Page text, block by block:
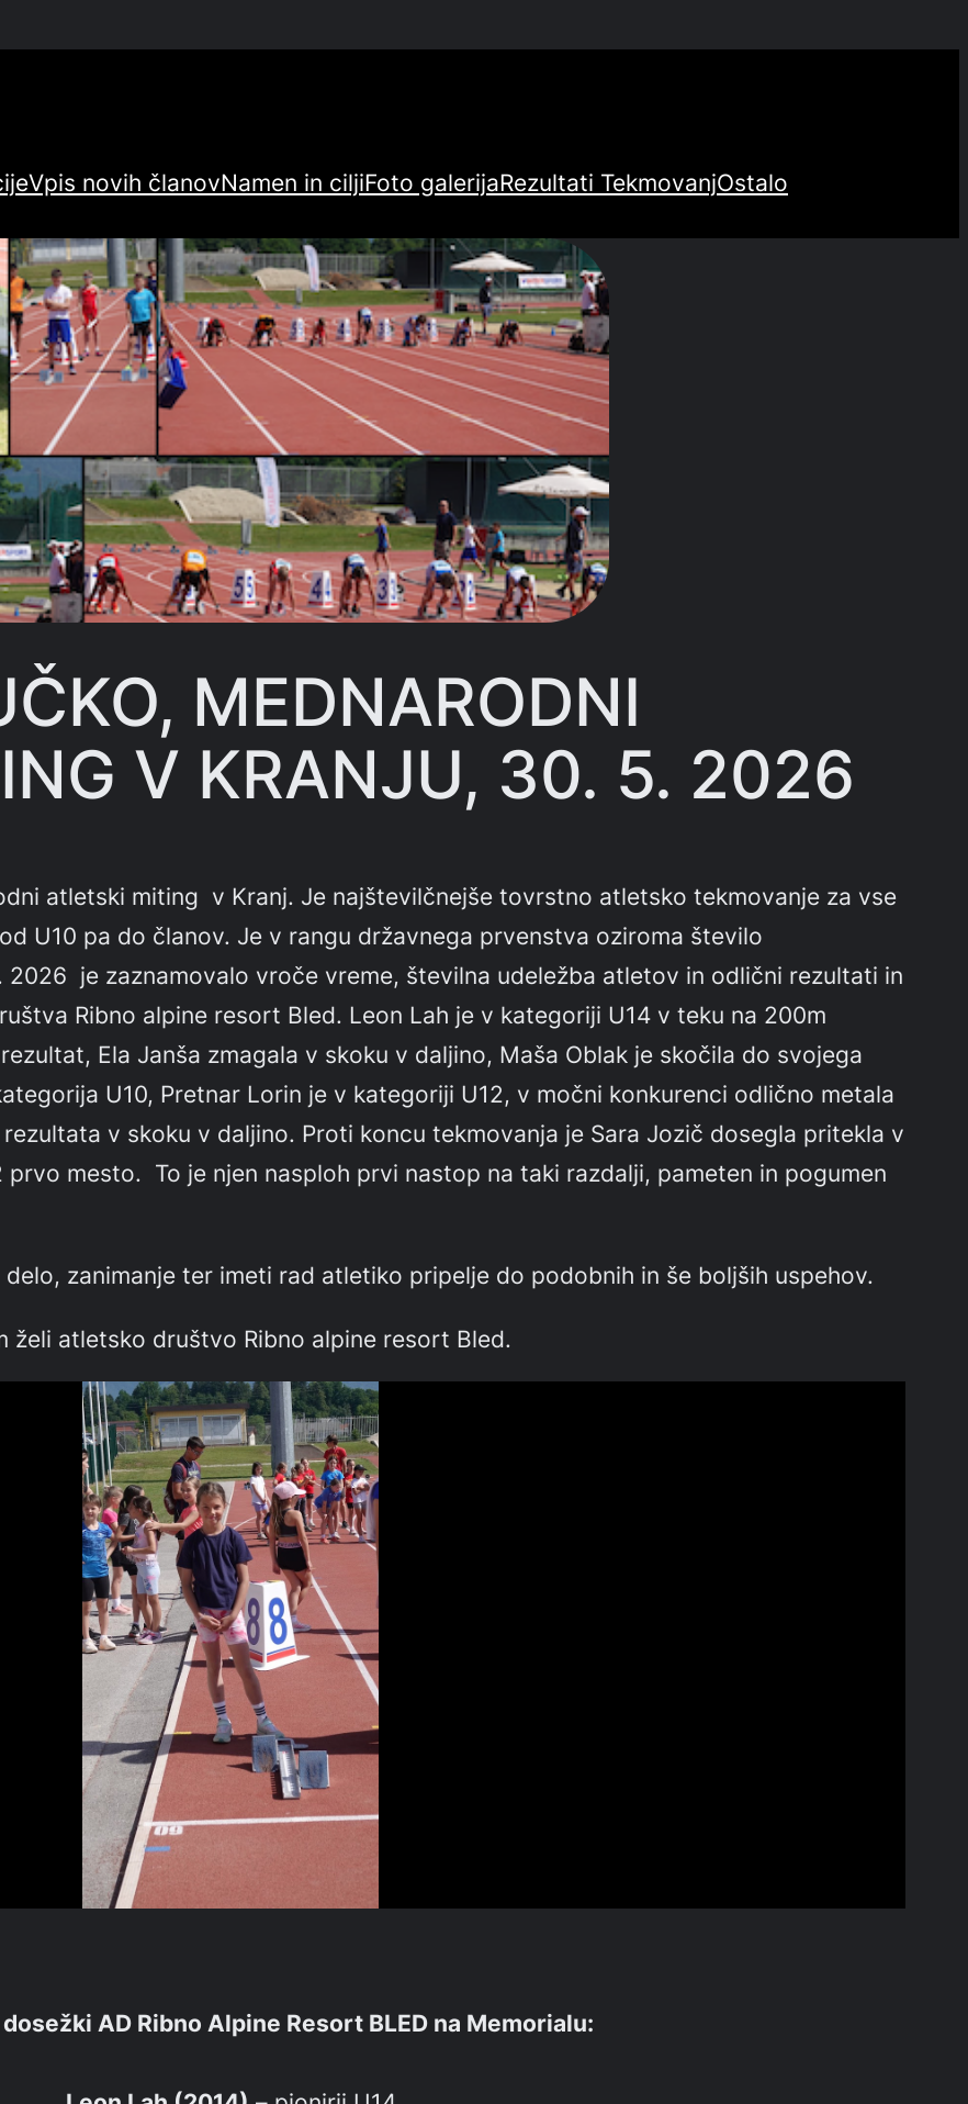
Vpis novih članovNamen in ciljiFoto galerijaRezultati TekmovanjOstalo
MEDNARODNI
V KRANJU, 30. 5. 2026
atletski miting v Kranj. Je najštevilčnejše tovrstno atletsko tekmovanje za vse
U10 pa do članov. Je v rangu državnega prvenstva oziroma število
je zaznamovalo vroče vreme, številna udeležba atletov in odlični rezultati in
Ribno alpine resort Bled. Leon Lah je v kategoriji U14 v teku na 200m
Ela Janša zmagala v skoku v daljino, Maša Oblak je skočila do svojega
U10, Pretnar Lorin je v kategoriji U12, v močni konkurenci odlično metala
v skoku v daljino. Proti koncu tekmovanja je Sara Jozič dosegla pritekla v
mesto. To je njen nasploh prvi nastop na taki razdalji, pameten in pogumen
zanimanje ter imeti rad atletiko pripelje do podobnih in še boljših uspehov.
želi atletsko društvo Ribno alpine resort Bled.
AD Ribno Alpine Resort BLED na Memorialu: